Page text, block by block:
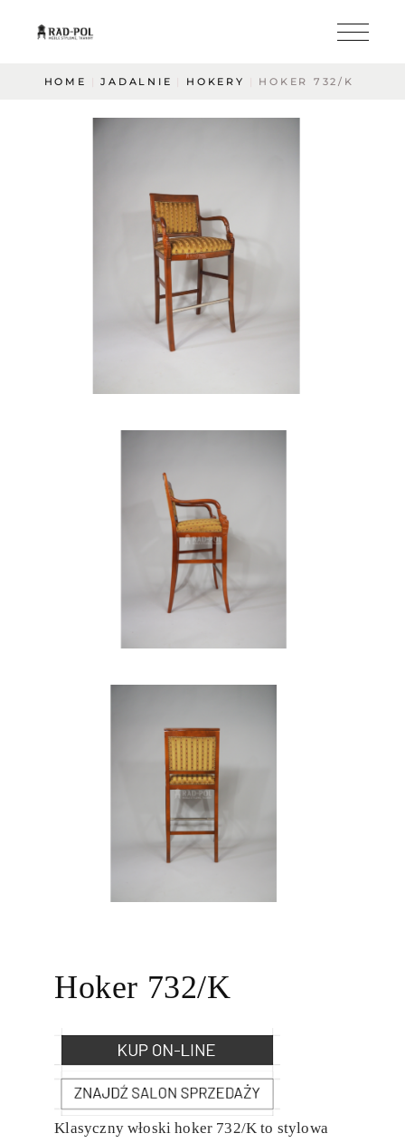
HOME JADALNIE HOKERY HOKER 732/K
Hoker 732/K
Klasyczny włoski hoker 732/K to stylowa